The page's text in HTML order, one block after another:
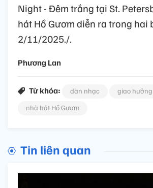
Night - Đêm trắng tại St.
hát Hồ Gươm diễn ra trong hai
2/11/2025./.
Phương Lan
Từ khóa: dàn nhạc giao hưởng
nhà hát Hồ Gươm
Tin liên quan